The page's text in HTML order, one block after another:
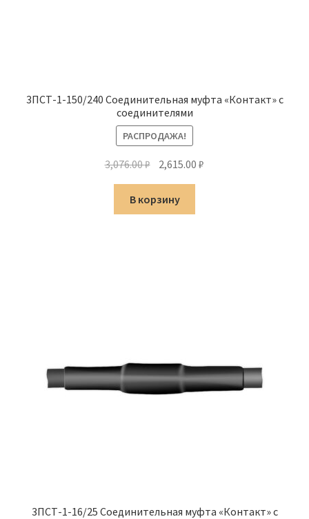
3ПСТ-1-150/240 Соединительная муфта «Контакт» с
соединителями
РАСПРОДАЖА!
3,076.00₽ Первоначальная
составляла
3,076.00 ₽.
2,615.00₽
В корзину
3ПСТ-1-16/25 Соединительная муфта «Контакт» с